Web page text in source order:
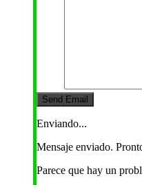
Enviando...
Mensaje enviado.
Parece que hay un